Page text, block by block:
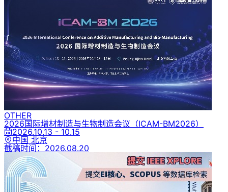
OTHER
2026国际增材制造与生物制造会议 （ICAM-BM2026）
2026.10.13 - 10.15
中国 北京
截稿时间： 2026.08.20